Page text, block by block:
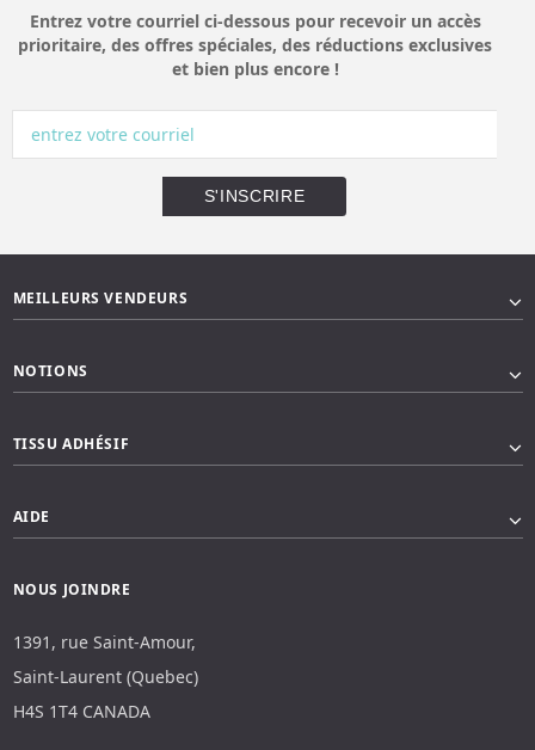
Entrez votre courriel ci-dessous pour recevoir un accès
prioritaire, des offres spéciales, des réductions exclusives
et bien plus encore !
MEILLEURS VENDEURS
NOTIONS
TISSU ADHÉSIF
AIDE
NOUS JOINDRE
1391, rue Saint-Amour,
Saint-Laurent (Quebec)
H4S 1T4 CANADA